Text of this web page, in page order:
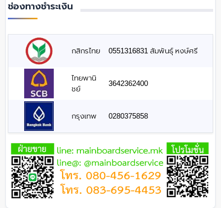
ช่องทางชำระเงิน
กสิกรไทย 0551316831 สัมพันธุ์ หงษ์ศรี
ไทยพานิ
ชย์
3642362400
กรุงเทพ 0280375858